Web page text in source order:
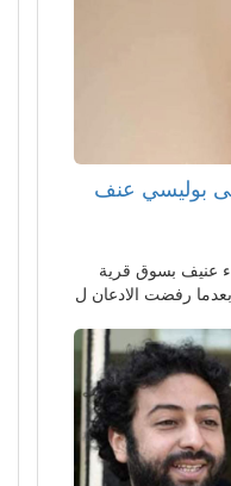
بوليسي عنف
عنيف بسوق قرية
رفضت الادعان ل